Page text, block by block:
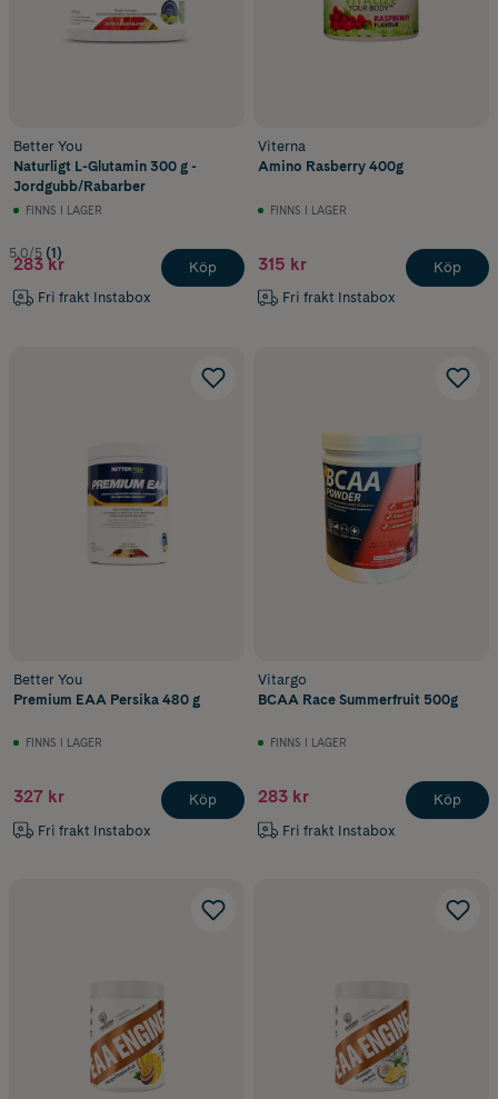
Better You
Naturligt L-Glutamin 300 g -
Jordgubb/Rabarber
FINNS I LAGER
5.0/5 (1)
283 kr
Fri frakt Instabox
Köp
Viterna
Amino Rasberry 400g
FINNS I LAGER
315 kr
Fri frakt Instabox
Köp
Better You
Premium EAA Persika 480 g
FINNS I LAGER
327 kr
Fri frakt Instabox
Köp
Vitargo
BCAA Race Summerfruit 500g
FINNS I LAGER
283 kr
Fri frakt Instabox
Köp